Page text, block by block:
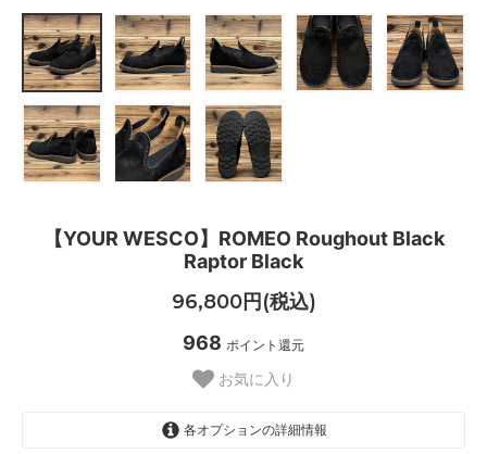
【YOUR WESCO】ROMEO Roughout Black
Raptor Black
96,800円(税込)
968 ポイント還元
お気に入り
各オプションの詳細情報